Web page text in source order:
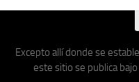
Excepto allí donde se
este sitio se publica